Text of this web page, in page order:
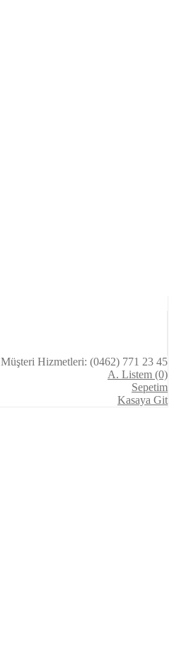
Müşteri Hizmetleri: (0462) 771 23 45
A. Listem (0)
Sepetim
Kasaya Git